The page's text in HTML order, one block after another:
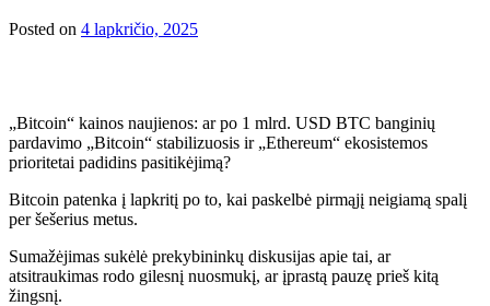
Posted on 4 lapkričio, 2025
„Bitcoin“ kainos naujienos: ar po 1 mlrd. USD BTC banginių
pardavimo „Bitcoin“ stabilizuosis ir „Ethereum“ ekosistemos
prioritetai padidins pasitikėjimą?
Bitcoin patenka į lapkritį po to, kai paskelbė pirmąjį neigiamą spalį
per šešerius metus.
Sumažėjimas sukėlė prekybininkų diskusijas apie tai, ar
atsitraukimas rodo gilesnį nuosmukį, ar įprastą pauzę prieš kitą
žingsnį.